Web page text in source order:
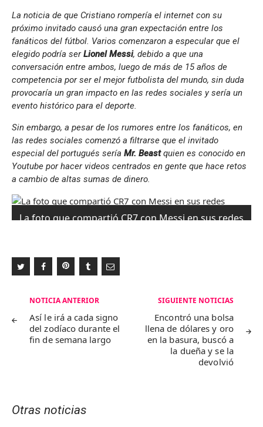
La noticia de que Cristiano rompería el internet con su
próximo invitado causó una gran expectación entre los
fanáticos del fútbol. Varios comenzaron a especular que el
elegido podría serLionel Messi, debido a que una
conversación entre ambos, luego de más de 15 años de
competencia por ser el mejor futbolista del mundo, sin duda
provocaría un gran impacto en las redes sociales y sería un
evento histórico para el deporte.
Sin embargo, a pesar de los rumores entre los fanáticos, en
las redes sociales comenzó a filtrarse que el invitado
especial del portugués sería Mr. Beastquien es conocido en
Youtube por hacer videos centrados en gente que hace retos
a cambio de altas sumas de dinero.
La foto que compartió CR7 con Messi en sus redes
Navegación
de
entradas
NOTICIA ANTERIOR
Así le irá a cada signo
del zodíaco durante el
fin de semana largo
SIGUIENTE NOTICIAS
Encontró una bolsa
llena de dólares y oro
en la basura, buscó a
la dueña y se la
devolvió
Otras noticias